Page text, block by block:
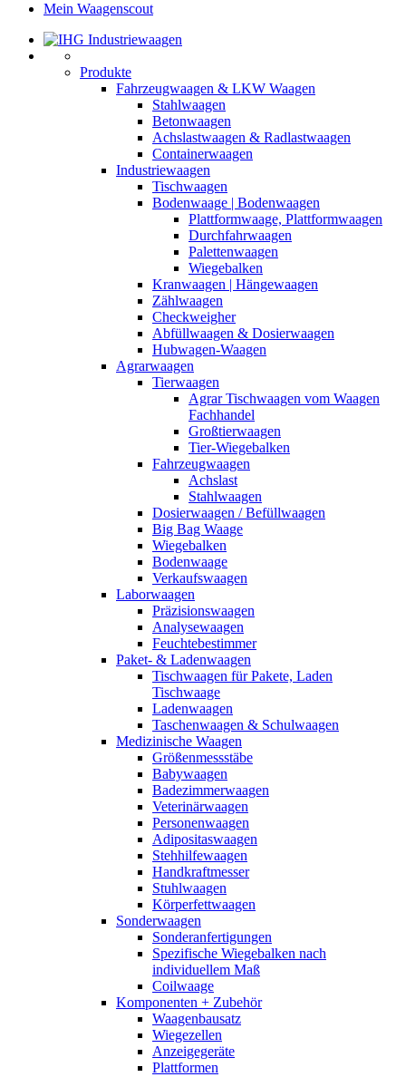
Mein Waagenscout
Produkte
Fahrzeugwaagen & LKW Waagen
Stahlwaagen
Betonwaagen
Achslastwaagen & Radlastwaagen
Containerwaagen
Industriewaagen
Tischwaagen
Bodenwaage | Bodenwaagen
Plattformwaage, Plattformwaagen
Durchfahrwaagen
Palettenwaagen
Wiegebalken
Kranwaagen | Hängewaagen
Zählwaagen
Checkweigher
Abfüllwaagen & Dosierwaagen
Hubwagen-Waagen
Agrarwaagen
Tierwaagen
Agrar Tischwaagen vom Waagen
Fachhandel
Großtierwaagen
Tier-Wiegebalken
Fahrzeugwaagen
Achslast
Stahlwaagen
Dosierwaagen / Befüllwaagen
Big Bag Waage
Wiegebalken
Bodenwaage
Verkaufswaagen
Laborwaagen
Präzisionswaagen
Analysewaagen
Feuchtebestimmer
Paket- & Ladenwaagen
Tischwaagen für Pakete, Laden
Tischwaage
Ladenwaagen
Taschenwaagen & Schulwaagen
Medizinische Waagen
Größenmessstäbe
Babywaagen
Badezimmerwaagen
Veterinärwaagen
Personenwaagen
Adipositaswaagen
Stehhilfewaagen
Handkraftmesser
Stuhlwaagen
Körperfettwaagen
Sonderwaagen
Sonderanfertigungen
Spezifische Wiegebalken nach
individuellem Maß
Coilwaage
Komponenten + Zubehör
Waagenbausatz
Wiegezellen
Anzeigegeräte
Plattformen